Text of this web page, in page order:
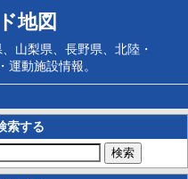
地図
山梨県、長野県、北陸・
運動施設情報。
索する